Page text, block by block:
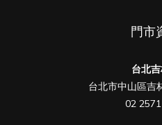
門市
台北
台北市中山區吉
02